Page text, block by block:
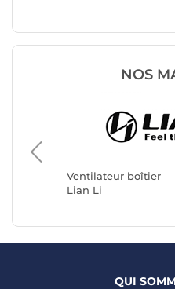
NOS
Ventilateur boîtier
Lian Li
QUI